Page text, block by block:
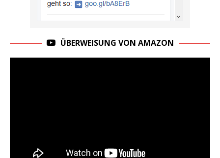
ÜBERWEISUNG VON AMAZON